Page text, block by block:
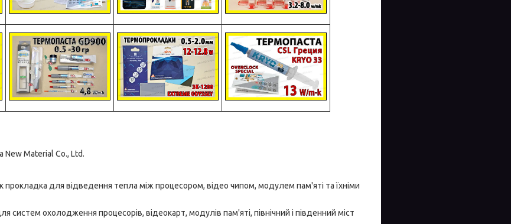
New Material Co., Ltd.
прокладка для відведення тепла між процесором, відео чипом, модулем пам'яті та їхніми
систем охолодження процесорів, відеокарт, модулів пам'яті, північний і південний міст